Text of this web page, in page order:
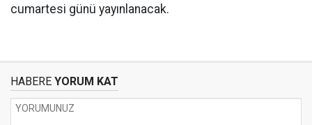
cumartesi günü yayınlanacak.
HABERE YORUM KAT